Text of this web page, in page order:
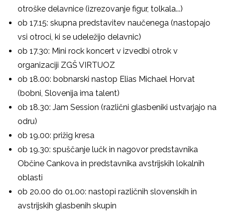
otroške delavnice (izrezovanje figur, tolkala...)
ob 17.15: skupna predstavitev naučenega (nastopajo
vsi otroci, ki se udeležijo delavnic)
ob 17.30: Mini rock koncert v izvedbi otrok v
organizaciji ZGŠ VIRTUOZ
ob 18.00: bobnarski nastop Elias Michael Horvat
(bobni, Slovenija ima talent)
ob 18.30: Jam Session (različni glasbeniki ustvarjajo na
odru)
ob 19.00: prižig kresa
ob 19.30: spuščanje lučk in nagovor predstavnika
Občine Cankova in predstavnika avstrijskih lokalnih
oblasti
ob 20.00 do 01.00: nastopi različnih slovenskih in
avstrijskih glasbenih skupin